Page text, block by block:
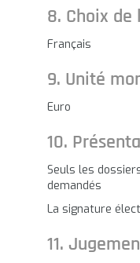
8. Choix
Français
9. Unité
Euro
10.
Seuls les
demandés
La signature
11.